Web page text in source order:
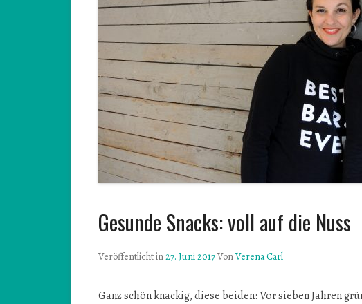
Gesunde Snacks: voll auf die Nuss
Veröffentlicht in27. Juni 2017VonVerena Carl
Ganz schön knackig, diese beiden: Vor sieben Jahren